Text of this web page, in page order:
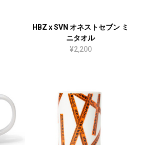
HBZ x SVN オネストセブン ミ
ニタオル
¥2,200